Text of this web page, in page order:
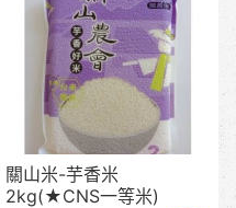
關山米-芋香米
2kg(★CNS一等米)